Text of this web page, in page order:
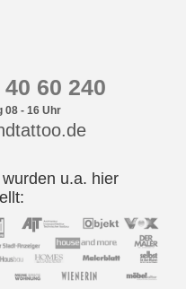
60 240
08 - 16 Uhr
u.a. hier